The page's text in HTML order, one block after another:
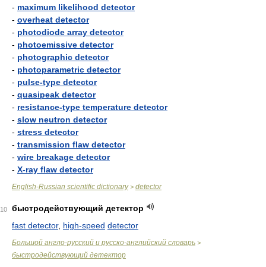
- maximum likelihood detector
- overheat detector
- photodiode array detector
- photoemissive detector
- photographic detector
- photoparametric detector
- pulse-type detector
- quasipeak detector
- resistance-type temperature detector
- slow neutron detector
- stress detector
- transmission flaw detector
- wire breakage detector
- X-ray flaw detector
English-Russian scientific dictionary> detector
10
быстродействующий детектор
fast detector, high-speed detector
Большой англо-русский и русско-английский словарь >
быстродействующий детектор